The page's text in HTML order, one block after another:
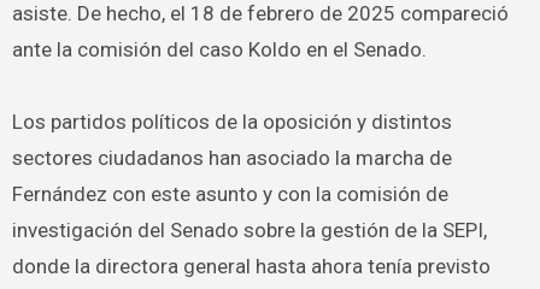
asiste. De hecho, el 18 de febrero de 2025 compareció
ante la comisión del caso Koldo en el Senado.
Los partidos políticos de la oposición y distintos
sectores ciudadanos han asociado la marcha de
Fernández con este asunto y con la comisión de
investigación del Senado sobre la gestión de la SEPI,
donde la directora general hasta ahora tenía previsto